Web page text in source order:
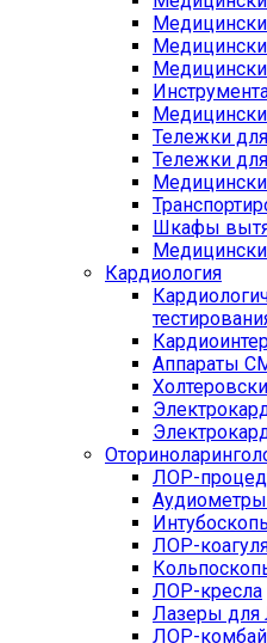
Тележки
Тележки
Шкафы
Кардиология
Аппараты
ЛОР-
ЛОР-
ЛОР-кресла
Лазеры для
ЛОР-